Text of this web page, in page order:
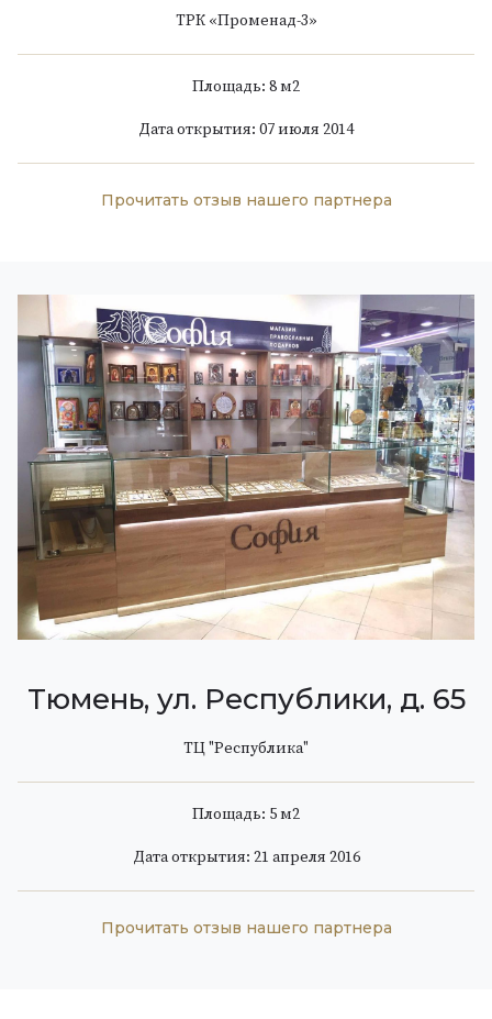
ТРК «Променад-3»
Площадь: 8 м2
Дата открытия: 07 июля 2014
Прочитать отзыв нашего партнера
Тюмень, ул. Республики, д. 65
ТЦ "Республика"
Площадь: 5 м2
Дата открытия: 21 апреля 2016
Прочитать отзыв нашего партнера